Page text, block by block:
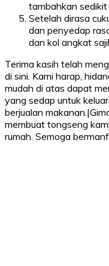
tambahkan sedikit
Setelah dirasa
dan penyedap
dan kol angkat
Terima kasih telah
di sini. Kami harap,
mudah di atas dapat
yang sedap untuk
berjualan
membuat tongseng
rumah. Semoga